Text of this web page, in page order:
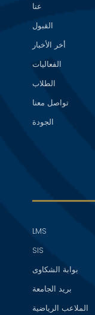
عنا
القبول
أخر الأخبار
الفعاليات
الطلاب
تواصل معنا
الجودة
LMS
SIS
بوابة الشكاوى
بريد الجامعة
الملاعب الرياضية